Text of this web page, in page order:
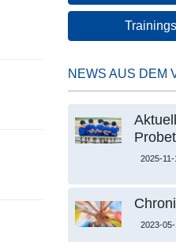
NEWS AUS DEM
2025-11-
2023-